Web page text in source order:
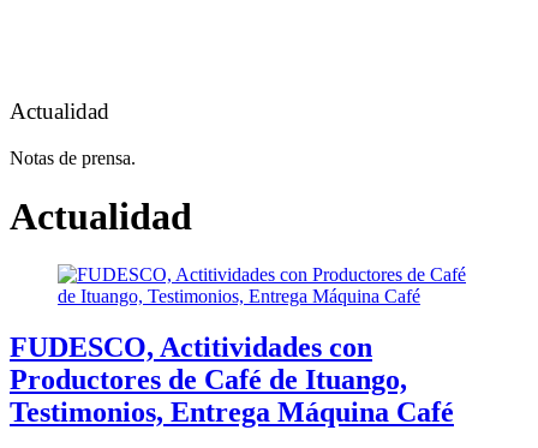
Actualidad
Notas de prensa.
Actualidad
FUDESCO, Actitividades con
Productores de Café de Ituango,
Testimonios, Entrega Máquina Café